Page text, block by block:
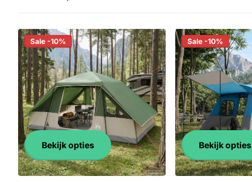
Sale -10%
Bekijk opties
Sale -10%
Bekijk opties